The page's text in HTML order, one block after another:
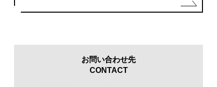
お問い合わせ先
CONTACT